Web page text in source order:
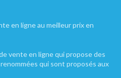
en ligne au meilleur prix en
vente en ligne qui propose des
qui sont proposés aux